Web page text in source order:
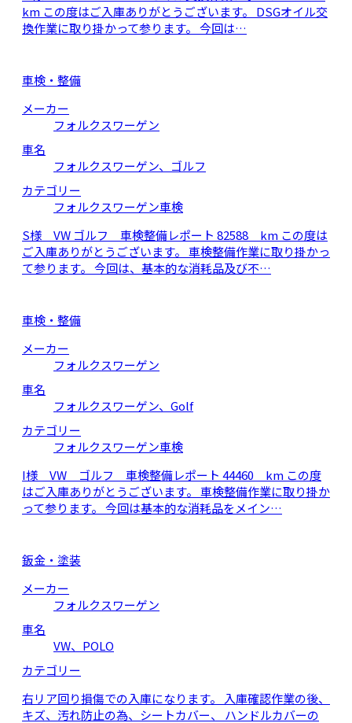
km この度はご入庫ありがとうございます。 DSGオイル交
換作業に取り掛かって参ります。 今回は…
車検・整備
メーカー
フォルクスワーゲン
車名
フォルクスワーゲン、ゴルフ
カテゴリー
フォルクスワーゲン車検
S様 VW ゴルフ 車検整備レポート 82588 km この度は
ご入庫ありがとうございます。 車検整備作業に取り掛かっ
て参ります。 今回は、基本的な消耗品及び不…
車検・整備
メーカー
フォルクスワーゲン
車名
フォルクスワーゲン、Golf
カテゴリー
フォルクスワーゲン車検
I様 VW ゴルフ 車検整備レポート 44460 km この度
はご入庫ありがとうございます。 車検整備作業に取り掛か
って参ります。 今回は基本的な消耗品をメイン…
鈑金・塗装
メーカー
フォルクスワーゲン
車名
VW、POLO
カテゴリー
右リア回り損傷での入庫になります。 入庫確認作業の後、
キズ、汚れ防止の為、シートカバー、 ハンドルカバーの